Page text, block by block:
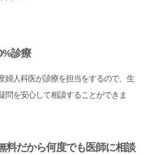
診療
婦人科医が診療を担当をするので、生
問を安心して相談することができま
料だから何度でも医師に相談